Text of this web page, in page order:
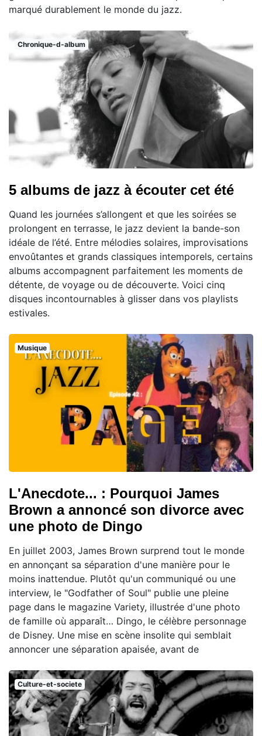
marqué durablement le monde du jazz.
Chronique-d-album
5 albums de jazz à écouter cet été
Quand les journées s’allongent et que les soirées se
prolongent en terrasse, le jazz devient la bande-son
idéale de l’été. Entre mélodies solaires, improvisations
envoûtantes et grands classiques intemporels, certains
albums accompagnent parfaitement les moments de
détente, de voyage ou de découverte. Voici cinq
disques incontournables à glisser dans vos playlists
estivales.
Musique
L'Anecdote... : Pourquoi James
Brown a annoncé son divorce avec
une photo de Dingo
En juillet 2003, James Brown surprend tout le monde
en annonçant sa séparation d'une manière pour le
moins inattendue. Plutôt qu'un communiqué ou une
interview, le "Godfather of Soul" publie une pleine
page dans le magazine Variety, illustrée d'une photo
de famille où apparaît… Dingo, le célèbre personnage
de Disney. Une mise en scène insolite qui semblait
annoncer une séparation apaisée, avant de
Culture-et-societe